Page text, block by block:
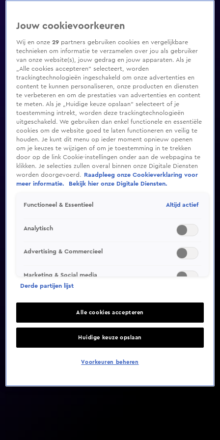
Video helaas niet gevonden
Jouw cookievoorkeuren
Wij en onze29 partners gebruiken cookies en vergelijkbare
technieken om informatie te verzamelen over jou als gebruiker
van onze website(s), jouw gedrag en jouw apparaten. Als je
„Alle cookies accepteren” selecteert, worden
trackingtechnologieën ingeschakeld om onze advertenties en
content te kunnen personaliseren, onze producten en diensten
te verbeteren en om de prestaties van advertenties en content
te meten. Als je „Huidige keuze opslaan” selecteert of je
toestemming intrekt, worden deze trackingtechnologieën
uitgeschakeld. We gebruiken dan enkel functionele en essentiële
cookies om de website goed te laten functioneren en veilig te
houden. Je kunt dit menu op ieder moment opnieuw openen
om je keuzes te wijzigen of om je toestemming in te trekken
door op de link Cookie-instellingen onder aan de webpagina te
klikken. Je selecties zullen overal binnen onze Digitale Diensten
worden doorgevoerd.
Raadpleeg onze Cookieverklaring voor
meer informatie.
Bekijk hier onze Digitale Diensten.
Functioneel & Essentieel Altijd actief
Analytisch
Advertising & Commercieel
Marketing & Social media
Derde partijen lijst
Alle cookies accepteren
Huidige keuze opslaan
Voorkeuren beheren